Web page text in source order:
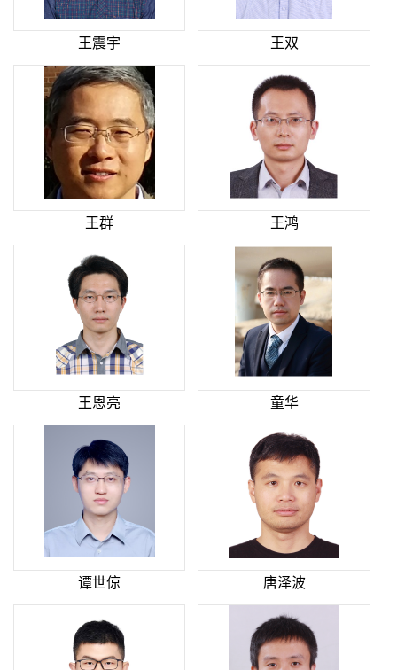
王震宇 王双
王群 王鸿
王恩亮 童华
谭世倞 唐泽波